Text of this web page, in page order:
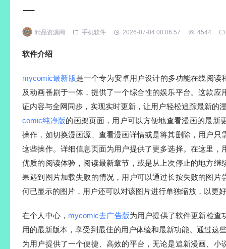
一
精品资源网 手机软件 2026-07-04 08:06:57 4544
软件介绍
mycomic最新版是一个专为安卓用户设计的多功能在线阅读
及动画番剧于一体，提供了一个综合性的娱乐平台。这款应
证内容与全网同步，实现实时更新，让用户轻松追踪最新的
comic纯净版的画架页面，用户可以方便地查看漫画的最新
操作，如切换漫画源、查看漫画详情或是将其删除，用户只
这些操作。详细信息页面为用户提供了更多选择。在这里，
优质的阅读体验，阅读最新章节，或是从上次停止的地方继
果遇到图片加载失败的情况，用户可以通过长按失败的图片
何已显示的图片，用户还可以对该图片进行单独缩放，以更
在个人中心， mycomic去广告版为用户提供了软件更新检查
用的最新版本，享受到最佳的用户体验和最新功能。通过这
为用户提供了一个便捷、高效的平台，无论是追新漫画、小